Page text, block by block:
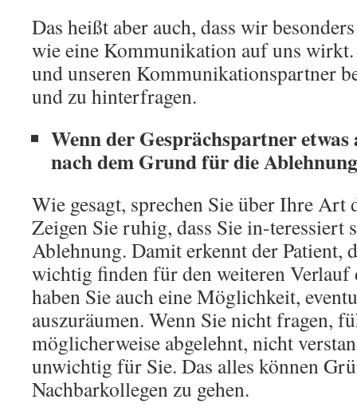
Das heißt aber auch, dass wir
wie eine Kommunikation auf uns
und unseren Kommunikationspartner
und zu hinterfragen.
Wenn der Gesprächspartner
nach dem Grund für die
Wie gesagt, sprechen Sie über Ihre
Zeigen Sie ruhig, dass Sie in-teressiert
Ablehnung. Damit erkennt der Patient,
wichtig finden für den weiteren Verlauf
haben Sie auch eine Möglichkeit,
auszuräumen. Wenn Sie nicht fragen,
möglicherweise abgelehnt, nicht
unwichtig für Sie. Das alles können
Nachbarkollegen zu gehen.